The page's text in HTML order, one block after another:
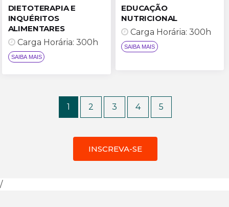
DIETOTERAPIA E
INQUÉRITOS
ALIMENTARES
Carga Horária: 300h
EDUCAÇÃO
NUTRICIONAL
Carga Horária: 300h
1 2 3 4 5
INSCREVA-SE
/